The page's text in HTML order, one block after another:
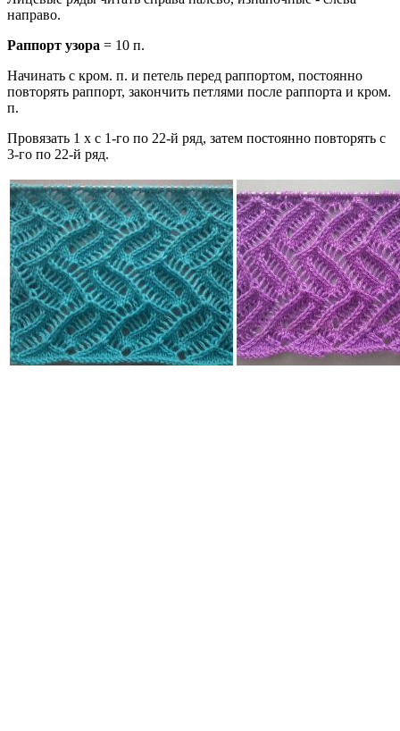
направо.
Раппорт узора = 10 п.
Начинать с кром. п. и петель перед раппортом, постоянно
повторять раппорт, закончить петлями после раппорта и кром.
п.
Провязать 1 х с 1-го по 22-й ряд, затем постоянно повторять с
3-го по 22-й ряд.